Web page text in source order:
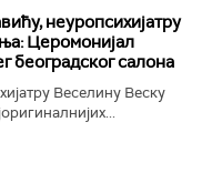
неуропсихијатру
Церомонијал
београдског салона
Веселину Веску